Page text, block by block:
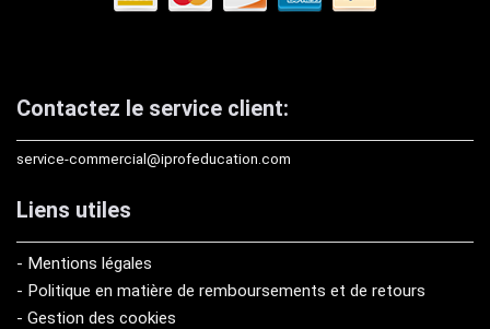
Contactez le service client:
service-commercial@iprofeducation.com
Liens utiles
- Mentions légales
- Politique en matière de remboursements et de retours
- Gestion des cookies